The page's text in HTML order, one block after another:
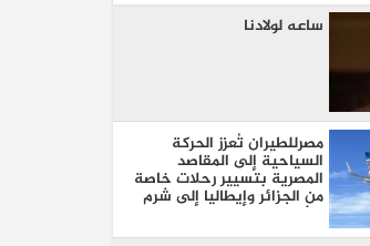
ساعه لولادنا
مصرللطيران تُعزز الحركة
السياحية إلى المقاصد
المصرية بتسيير رحلات خاصة
من الجزائر وإيطاليا إلى شرم
الشيخ والغردقة